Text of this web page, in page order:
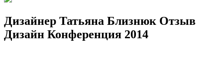
Дизайнер Татьяна Близнюк Отзыв
Дизайн Конференция 2014